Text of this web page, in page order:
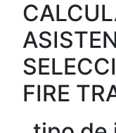
FIRE